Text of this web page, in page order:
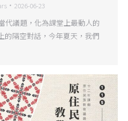
2026-06-23
代議題，化為課堂上最動人的
的隔空對話，今年夏天，我們